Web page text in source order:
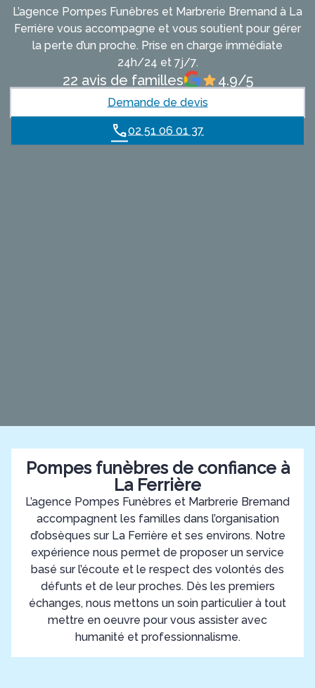
AGENCE DES ESSARTS-EN-BOCAGE
AGENCE DE LA FERRIÈRE
NALLIERS
ESSARTS-EN-BOCAGE
FERRIÈRE
L’agence Pompes Funèbres et Marbrerie Bremand à La
Ferrière vous accompagne et vous soutient pour gérer
la perte d’un proche. Prise en charge immédiate
24h/24 et 7j/7.
22 avis de familles 4.9/5
Demande de devis
02 51 06 01 37
Pompes funèbres de confiance à
La Ferrière
L’agence Pompes Funèbres et Marbrerie Bremand
accompagnent les familles dans l’organisation
d’obsèques sur La Ferrière et ses environs. Notre
expérience nous permet de proposer un service
basé sur l’écoute et le respect des volontés des
défunts et de leur proches. Dès les premiers
échanges, nous mettons un soin particulier à tout
mettre en oeuvre pour vous assister avec
humanité et professionnalisme.